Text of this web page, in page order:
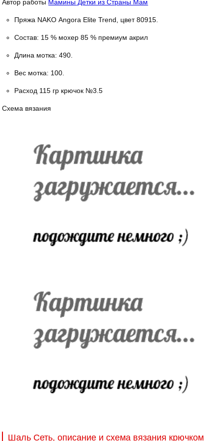
Автор работы Мамины Детки из Страны Мам
Пряжа NAKO Angora Elite Trend, цвет 80915.
Состав: 15 % мохер 85 % премиум акрил
Длина мотка: 490.
Вес мотка: 100.
Расход 115 гр крючок №3.5
Схема вязания
Шаль Сеть, описание и схема вязания крючком